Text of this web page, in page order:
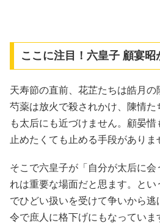
ここに注目！六皇子 顧宴昭
天寿節の直前、花芷たちは皓月
芍薬は放火で殺されかけ、陳情た
も太后にも近づけません。顧晏惜
止めたくても止める手段がありま
そこで六皇子が「自分が太后に会
れは重要な場面だと思ます。と
でひどい扱いを受けて争いから
令で庶人に格下げにもなっていま